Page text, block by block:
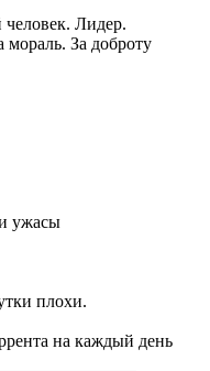
Лидер.
За доброту
ужасы
плохи.
на каждый день